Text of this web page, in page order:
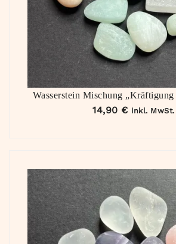
Wasserstein Mischung
14,90 € inkl. MwSt.